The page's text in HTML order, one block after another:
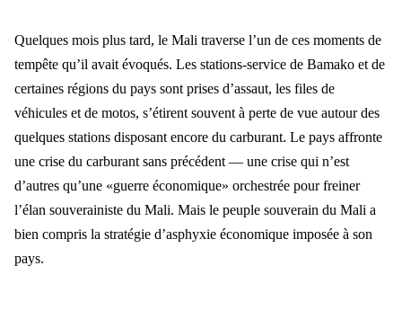
Quelques mois plus tard, le Mali traverse l’un de ces moments de
tempête qu’il avait évoqués. Les stations-service de Bamako et de
certaines régions du pays sont prises d’assaut, les files de
véhicules et de motos, s’étirent souvent à perte de vue autour des
quelques stations disposant encore du carburant. Le pays affronte
une crise du carburant sans précédent — une crise qui n’est
d’autres qu’une «guerre économique» orchestrée pour freiner
l’élan souverainiste du Mali. Mais le peuple souverain du Mali a
bien compris la stratégie d’asphyxie économique imposée à son
pays.